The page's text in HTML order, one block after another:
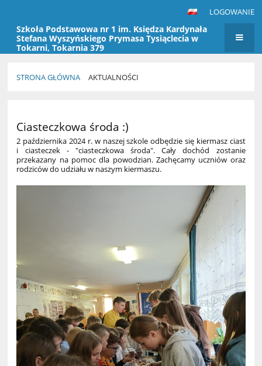
LOGOWANIE
Szkoła Podstawowa nr 1 im. Księdza Kardynała
Stefana Wyszyńskiego Prymasa Tysiąclecia w
Tokarni, Tokarnia 379
STRONA GŁÓWNA AKTUALNOŚCI
Ciasteczkowa środa :)
2 października 2024 r. w naszej szkole odbędzie się kiermasz ciast
i ciasteczek - "ciasteczkowa środa". Cały dochód zostanie
przekazany na pomoc dla powodzian. Zachęcamy uczniów oraz
rodziców do udziału w naszym kiermaszu.